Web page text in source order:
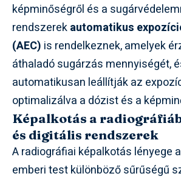
képminőségről és a
rendszerekautomatikus
(AEC) is rendelkeznek, amelyek
áthaladó sugárzás mennyiségét,
automatikusan leállítják az
optimalizálva a dózist és a
Képalkotás a
és digitális rendszerek
A radiográfiai képalkotás lényege
emberi test különböző sűrűségű